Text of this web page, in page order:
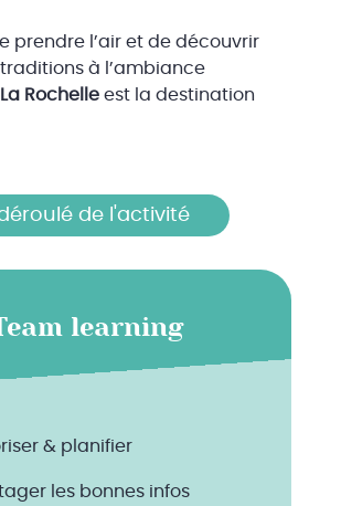
prendre l’air et de découvrir
à l’ambiance
La Rochelleest la destination
de l'activité
learning
& planifier
les bonnes infos